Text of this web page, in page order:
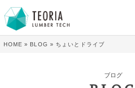
HOME » BLOG » ちょいとドライブ
ブログ